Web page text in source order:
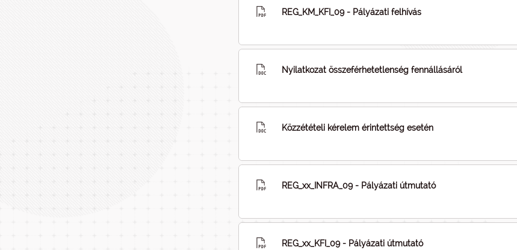
REG_KM_KFI_09 - Pályázati felhívás
Nyilatkozat összeférhetetlenség fennállásáról
Közzétételi kérelem érintettség esetén
REG_xx_INFRA_09 - Pályázati útmutató
REG_xx_KFI_09 - Pályázati útmutató